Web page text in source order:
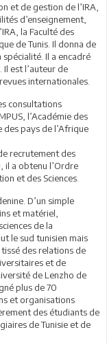
et de gestion de l’IRA,
d’enseignement,
la Faculté des
de Tunis. Il donna de
Il a encadré
est l’auteur de
internationales.
consultations
l’Académie des
des pays de l’Afrique
recrutement des
il a obtenu l’Ordre
et des Sciences.
D’un simple
et matériel,
de la
le sud tunisien mais
des relations de
et de
de Lenzho de
plus de 70
et organisations
des étudiants de
de Tunisie et de